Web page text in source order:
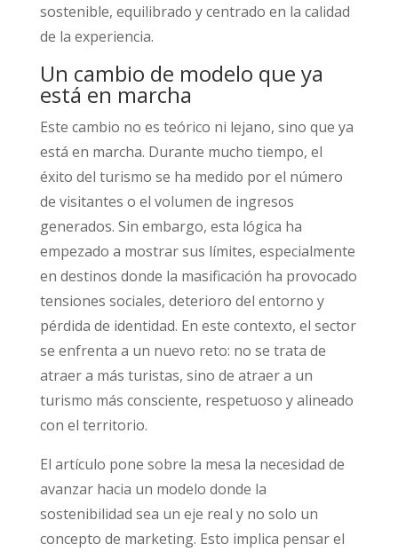
sostenible, equilibrado y centrado en la calidad
de la experiencia.
Un cambio de modelo que ya
está en marcha
Este cambio no es teórico ni lejano, sino que ya
está en marcha. Durante mucho tiempo, el
éxito del turismo se ha medido por el número
de visitantes o el volumen de ingresos
generados. Sin embargo, esta lógica ha
empezado a mostrar sus límites, especialmente
en destinos donde la masificación ha provocado
tensiones sociales, deterioro del entorno y
pérdida de identidad. En este contexto, el sector
se enfrenta a un nuevo reto: no se trata de
atraer a más turistas, sino de atraer a un
turismo más consciente, respetuoso y alineado
con el territorio.
El artículo pone sobre la mesa la necesidad de
avanzar hacia un modelo donde la
sostenibilidad sea un eje real y no solo un
concepto de marketing. Esto implica pensar el